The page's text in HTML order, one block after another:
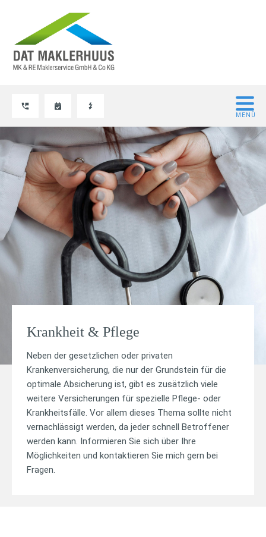
Krankheit & Pflege
Neben der gesetzlichen oder privaten
Krankenversicherung, die nur der Grundstein für die
optimale Absicherung ist, gibt es zusätzlich viele
weitere Versicherungen für spezielle Pflege- oder
Krankheitsfälle. Vor allem dieses Thema sollte nicht
vernachlässigt werden, da jeder schnell Betroffener
werden kann. Informieren Sie sich über Ihre
Möglichkeiten und kontaktieren Sie mich gern bei
Fragen.